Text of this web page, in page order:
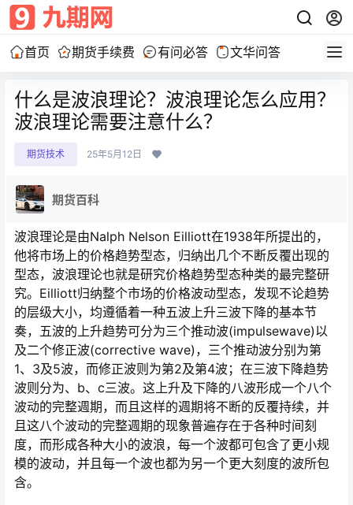
首页 期货手续费 有问必答 文华问答
什么是波浪理论？波浪理论怎么应用？
波浪理论需要注意什么？
期货技术 25年5月12日
期货百科
波浪理论是由Nalph Nelson Eilliott在1938年所提出的，
他将市场上的价格趋势型态，归纳出几个不断反覆出现的
型态，波浪理论也就是研究价格趋势型态种类的最完整研
究。Eilliott归纳整个市场的价格波动型态，发现不论趋势
的层级大小，均遵循着一种五波上升三波下降的基本节
奏，五波的上升趋势可分为三个推动波(impulsewave)以
及二个修正波(corrective wave)，三个推动波分别为第
1、3及5波，而修正波则为第2及第4波；在三波下降趋势
波则分为、b、c三波。这上升及下降的八波形成一个八个
波动的完整週期，而且这样的週期将不断的反覆持续，并
且这八个波动的完整週期的现象普遍存在于各种时间刻
度，而形成各种大小的波浪，每一个波都可包含了更小规
模的波动，并且每一个波也都为另一个更大刻度的波所包
含。